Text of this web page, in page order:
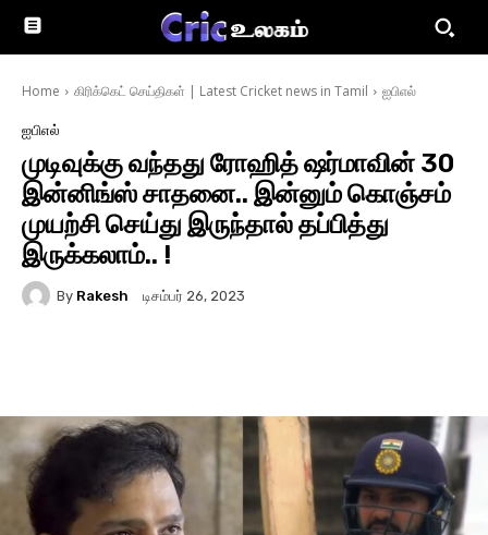
Home கிரிக்கெட் செய்திகள் | Latest Cricket news in Tamil ஐபிஎல்
ஐபிஎல்
முடிவுக்கு வந்தது ரோஹித் ஷர்மாவின் 30
இன்னிங்ஸ் சாதனை.. இன்னும் கொஞ்சம்
முயற்சி செய்து இருந்தால் தப்பித்து
இருக்கலாம்.. !
By Rakesh டிசம்பர் 26, 2023